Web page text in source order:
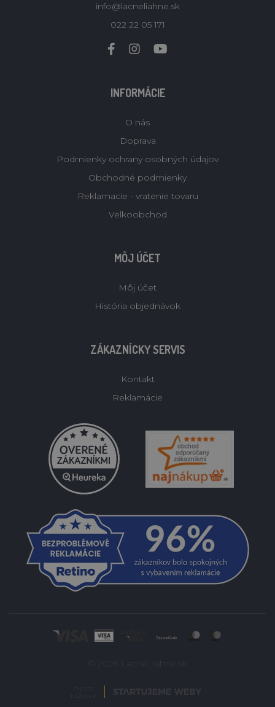
info@lacneliahne.sk
022 22 05 171
INFORMÁCIE
O nás
Doprava
Podmienky ochrany osobných údajov
Obchodné podmienky
Reklamacie - vratenie tovaru
Velkoobchod
MÔJ ÚČET
Môj účet
História objednávok
ZÁKAZNÍCKY SERVIS
Kontakt
Reklamácie